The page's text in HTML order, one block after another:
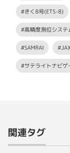
#きく8号(ETS-8)
#高精度測位システ
#SAMRAI
#サテライトナビゲ
関連タグ